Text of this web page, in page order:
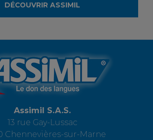
DÉCOUVRIR ASSIMIL
Assimil S.A.S.
13 rue Gay-Lussac
Chennevières-sur-Marne